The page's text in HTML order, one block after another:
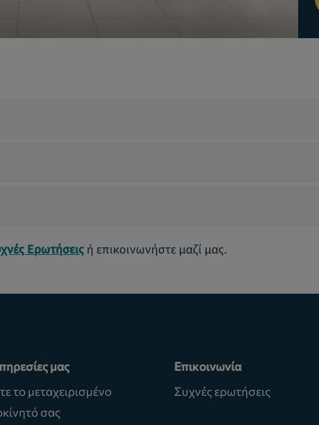
Ερωτήσεις ή επικοινωνήστε μαζί μας.
μας
το μεταχειρισμένο
σας
Επικοινωνία
Συχνές ερωτήσεις